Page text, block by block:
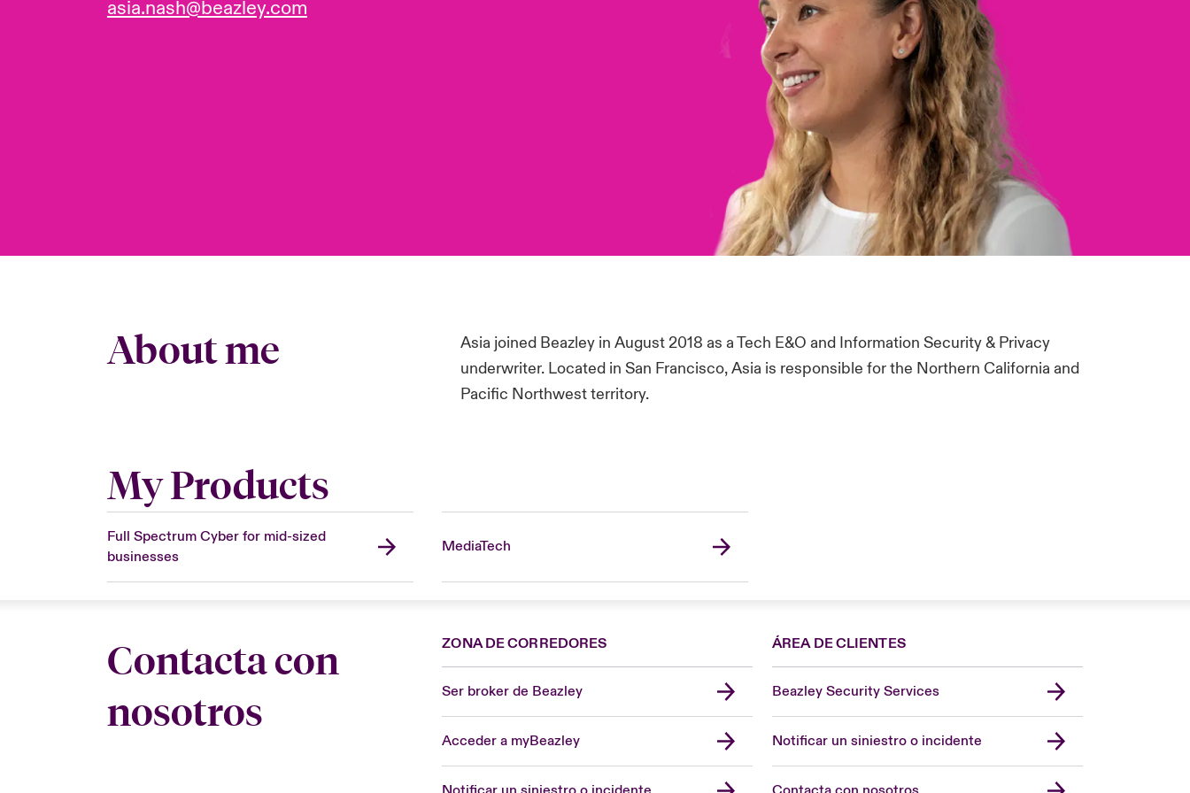
asia.nash@beazley.com
About me
Asia joined Beazley in August 2018 as a Tech E&O and Information Security & Privacy
underwriter. Located in San Francisco, Asia is responsible for the Northern California and
Pacific Northwest territory.
My Products
Full Spectrum Cyber for mid-sized
businesses
MediaTech
Contacta con
nosotros
ZONA DE CORREDORES
Ser broker de Beazley
Acceder a myBeazley
ÁREA DE CLIENTES
Beazley Security Services
Notificar un siniestro o incidente
United Kingdom
Asia Pacific